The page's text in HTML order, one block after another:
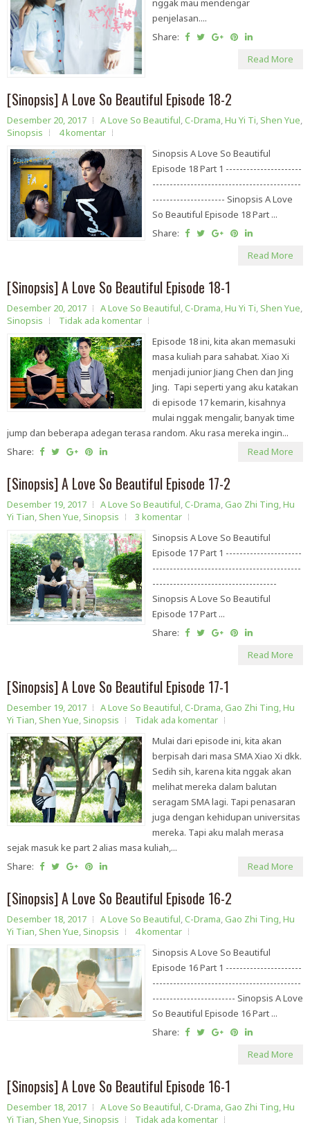
nggak mau mendengar
penjelasan....
Share:
Read More
[Sinopsis] A Love So Beautiful Episode 18-2
Desember 20, 2017 A Love So Beautiful,C-Drama,Hu Yi Ti, Shen Yue,
Sinopsis
4 komentar
Sinopsis A Love So Beautiful
Episode 18 Part 1 ----------------------
-------------------------------------------
--------------------- Sinopsis A Love
So Beautiful Episode 18 Part ...
Share:
Read More
[Sinopsis] A Love So Beautiful Episode 18-1
Desember 20, 2017 A Love So Beautiful,C-Drama,Hu Yi Ti, Shen Yue,
Sinopsis
Tidak ada komentar
Episode 18 ini, kita akan memasuki
masa kuliah para sahabat. Xiao Xi
menjadi junior Jiang Chen dan Jing
Jing. Tapi seperti yang aku katakan
di episode 17 kemarin, kisahnya
mulai nggak mengalir, banyak time
jump dan beberapa adegan terasa random. Aku rasa mereka ingin...
Share:
Read More
[Sinopsis] A Love So Beautiful Episode 17-2
Desember 19, 2017 A Love So Beautiful,C-Drama,Gao Zhi Ting,Hu
Yi Tian, Shen Yue, Sinopsis
3 komentar
Sinopsis A Love So Beautiful
Episode 17 Part 1 ----------------------
-------------------------------------------
------------------------------------
Sinopsis A Love So Beautiful
Episode 17 Part ...
Share:
Read More
[Sinopsis] A Love So Beautiful Episode 17-1
Desember 19, 2017 A Love So Beautiful,C-Drama,Gao Zhi Ting,Hu
Yi Tian, Shen Yue, Sinopsis
Tidak ada komentar
Mulai dari episode ini, kita akan
berpisah dari masa SMA Xiao Xi dkk.
Sedih sih, karena kita nggak akan
melihat mereka dalam balutan
seragam SMA lagi. Tapi penasaran
juga dengan kehidupan universitas
mereka. Tapi aku malah merasa
sejak masuk ke part 2 alias masa kuliah,...
Share:
Read More
[Sinopsis] A Love So Beautiful Episode 16-2
Desember 18, 2017 A Love So Beautiful,C-Drama,Gao Zhi Ting,Hu
Yi Tian, Shen Yue, Sinopsis
4 komentar
Sinopsis A Love So Beautiful
Episode 16 Part 1 ----------------------
-------------------------------------------
------------------------ Sinopsis A Love
So Beautiful Episode 16 Part ...
Share:
Read More
[Sinopsis] A Love So Beautiful Episode 16-1
Desember 18, 2017 A Love So Beautiful,C-Drama,Gao Zhi Ting,Hu
Yi Tian, Shen Yue, Sinopsis
Tidak ada komentar